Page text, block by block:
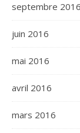
septembre 2016
juin 2016
mai 2016
avril 2016
mars 2016